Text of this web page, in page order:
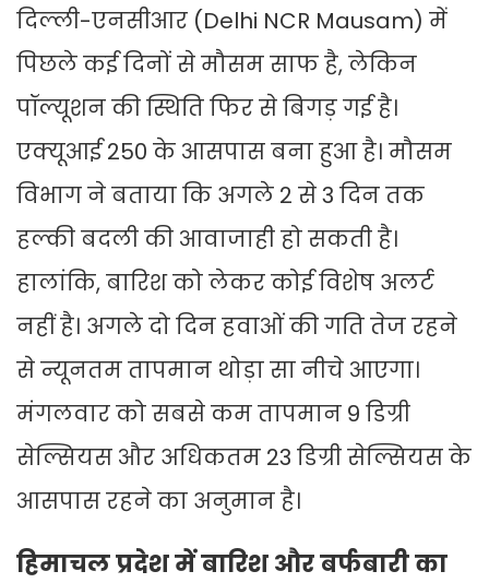
दिल्ली-एनसीआर (Delhi NCR Mausam) में
पिछले कई दिनों से मौसम साफ है, लेकिन
पॉल्यूशन की स्थिति फिर से बिगड़ गई है।
एक्यूआई 250 के आसपास बना हुआ है। मौसम
विभाग ने बताया कि अगले 2 से 3 दिन तक
हल्की बदली की आवाजाही हो सकती है।
हालांकि, बारिश को लेकर कोई विशेष अलर्ट
नहीं है। अगले दो दिन हवाओं की गति तेज रहने
से न्यूनतम तापमान थोड़ा सा नीचे आएगा।
मंगलवार को सबसे कम तापमान 9 डिग्री
सेल्सियस और अधिकतम 23 डिग्री सेल्सियस के
आसपास रहने का अनुमान है।
हिमाचल प्रदेश में बारिश और बर्फबारी का